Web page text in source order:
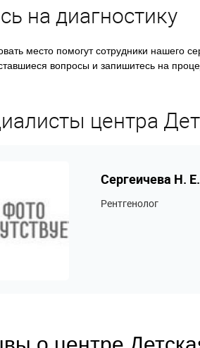
на диагностику
место помогут сотрудники нашего
вопросы и запишитесь на
центра
Сергеичева Н. Е.
Рентгенолог